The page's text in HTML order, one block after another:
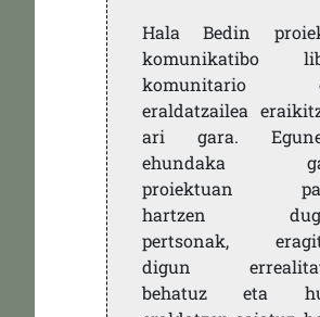
Hala Bedin
komunikatibo
komunitario
eraldatzailea
ari gara.
ehundaka
proiektuan
hartzen
pertsonak,
digun
behatuz eta